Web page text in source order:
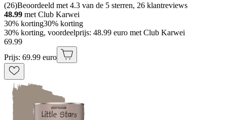
(26)Beoordeeld met 4.3 van de 5 sterren, 26 klantreviews
48.99 met Club Karwei
30% korting30% korting
30% korting, voordeelprijs: 48.99 euro met Club Karwei
69.99
Prijs: 69.99 euro